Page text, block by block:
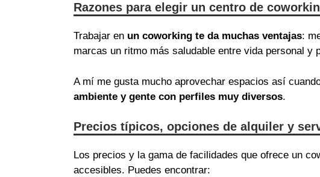
Razones para elegir un centro de
Trabajar en un coworking te da muchas ventajas:
marcas un ritmo más saludable entre vida personal y
A mí me gusta mucho aprovechar espacios así
ambiente y gente con perfiles muy diversos.
Precios típicos, opciones de alquiler y
Los precios y la gama de facilidades que ofrece un
accesibles. Puedes encontrar: